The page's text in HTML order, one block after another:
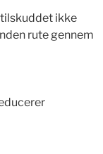
ikke
rute gennem